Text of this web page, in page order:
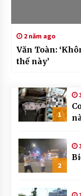
2 năm ago
Văn Toàn:
thế này’
1
2